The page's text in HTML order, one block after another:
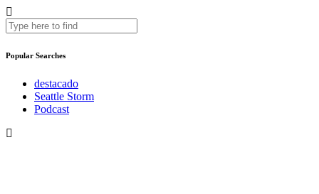
Popular Searches
destacado
Seattle Storm
Podcast